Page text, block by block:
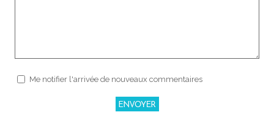
Me notifier l'arrivée de nouveaux commentaires